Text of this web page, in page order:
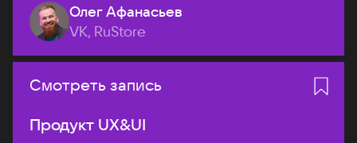
Олег Афанасьев
VK, RuStore
Смотреть запись
Продукт UX&UI